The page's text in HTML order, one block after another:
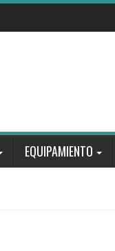
EQUIPAMIENTO